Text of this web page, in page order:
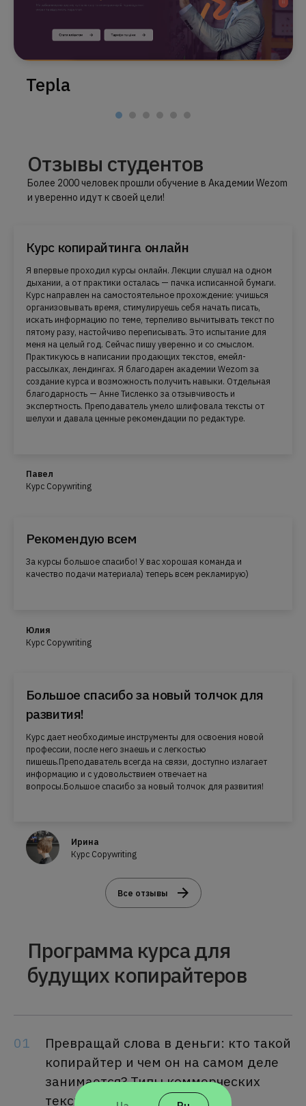
Tepla
Отзывы студентов
Более 2000 человек прошли обучение в Академии Wezom
и уверенно идут к своей цели!
Курс копирайтинга онлайн
Я впервые проходил курсы онлайн. Лекции слушал на одном
дыхании, а от практики осталась — пачка исписанной бумаги.
Курс направлен на самостоятельное прохождение: учишься
организовывать время, стимулируешь себя начать писать,
искать информацию по теме, терпеливо вычитывать текст по
пятому разу, настойчиво переписывать. Это испытание для
меня на целый год. Сейчас пишу уверенно и со смыслом.
Практикуюсь в написании продающих текстов, емейл-
рассылках, лендингах. Я благодарен академии Wezom за
создание курса и возможность получить навыки. Отдельная
благодарность — Анне Тисленко за отзывчивость и
экспертность. Преподаватель умело шлифовала тексты от
шелухи и давала ценные рекомендации по редактуре.
Павел
Курс Copywriting
Рекомендую всем
За курсы большое спасибо! У вас хорошая команда и
качество подачи материала) теперь всем рекламирую)
Юлия
Курс Copywriting
Большое спасибо за новый толчок для
развития!
Курс дает необходимые инструменты для освоения новой
профессии, после него знаешь и с легкостью
пишешь.Преподаватель всегда на связи, доступно излагает
информацию и с удовольствием отвечает на
вопросы.Большое спасибо за новый толчок для развития!
Ирина
Курс Copywriting
Все отзывы
Программа курса для
будущих копирайтеров
01
Превращай слова в деньги: кто такой
копирайтер и чем он на самом деле
занимается? Типы коммерческих
текстов